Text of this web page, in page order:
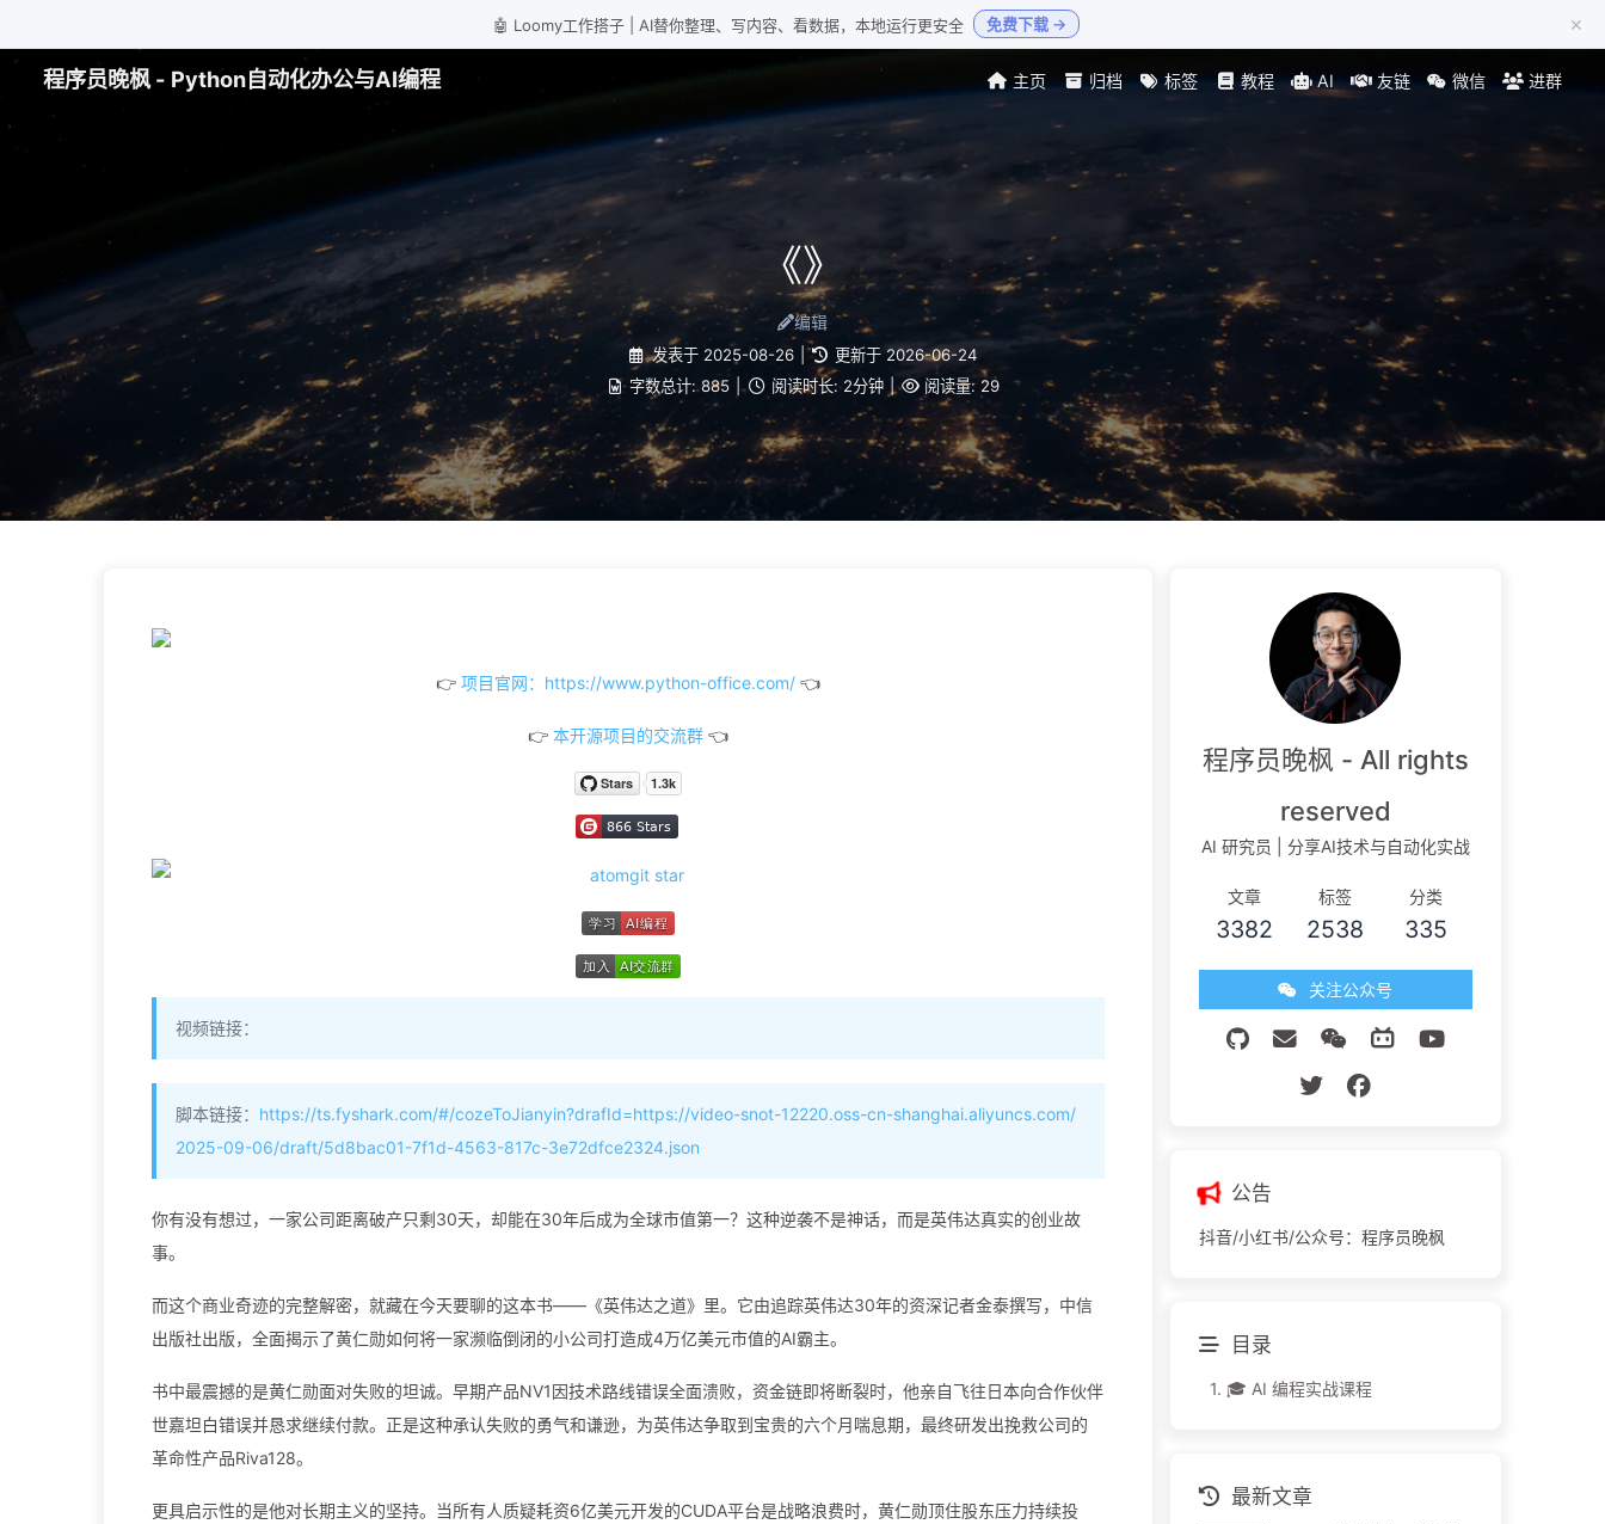
🤖 Loomy工作搭子 | AI替你整理、写内容、看数据，本地运行更安全 免费下载 → ×
程序员晚枫 - Python自动化办公与AI编程 主页 归档 标签 教程 AI 友链 微信 进群
《》
编辑
发表于 2025-08-26 更新于 2026-06-24
字数总计: 885 阅读时长: 2分钟 阅读量: 29
👉 项目官网：https://www.python-office.com/👈
👉 本开源项目的交流群👈
视频链接：
脚本链接： https://ts.fyshark.com/#/cozeToJianyin?drafId=https://video-snot-12220.oss-cn-shanghai.aliyuncs.com/
2025-09-06/draft/5d8bac01-7f1d-4563-817c-3e72dfce2324.json
你有没有想过，一家公司距离破产只剩30天，却能在30年后成为全球市值第一？这种逆袭不是神话，而是英伟达真实的创业故
事。
而这个商业奇迹的完整解密，就藏在今天要聊的这本书——《英伟达之道》里。它由追踪英伟达30年的资深记者金泰撰写，中信
出版社出版，全面揭示了黄仁勋如何将一家濒临倒闭的小公司打造成4万亿美元市值的AI霸主。
书中最震撼的是黄仁勋面对失败的坦诚。早期产品NV1因技术路线错误全面溃败，资金链即将断裂时，他亲自飞往日本向合作伙伴
世嘉坦白错误并恳求继续付款。正是这种承认失败的勇气和谦逊，为英伟达争取到宝贵的六个月喘息期，最终研发出挽救公司的
革命性产品Riva128。
更具启示性的是他对长期主义的坚持。当所有人质疑耗资6亿美元开发的CUDA平台是战略浪费时，黄仁勋顶住股东压力持续投
程序员晚枫 - All rights
reserved
AI 研究员 | 分享AI技术与自动化实战
文章
3382
标签
2538
分类
335
关注公众号
公告
抖音/小红书/公众号：程序员晚枫
目录
1. 🎓 AI 编程实战课程
最新文章